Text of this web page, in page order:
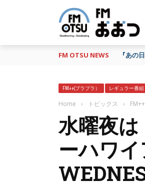
FM OTSU NEWS 『あの
FM++(プラプラ） レギュラー番組
Home › トピックス ›
水曜夜
ーハワ